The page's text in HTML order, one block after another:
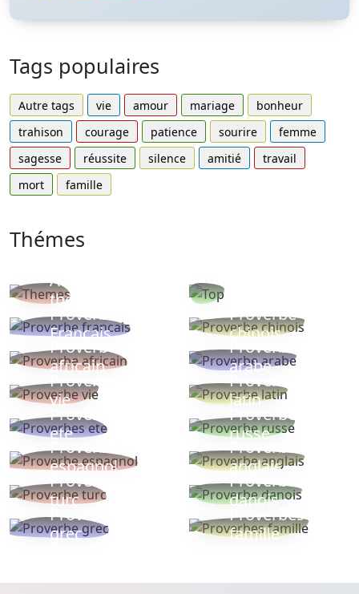
Tags populaires
Autre tags vie amour mariage
bonheur
trahison
courage patience sourire
femme
sagesse
réussite silence amitié
travail
mort
famille
Thémes
Autres
thèmes
Proverbe
Français
Proverbe
chinois
Proverbe
africain
Proverbe
arabe
Proverbe
vie
Proverbe
latin
Proverbes
ete
Proverbe
russe
Proverbe
espagnol
Proverbe
anglais
Proverbe
turc
Proverbe
danois
Proverbe
grec
Proverbes
famille